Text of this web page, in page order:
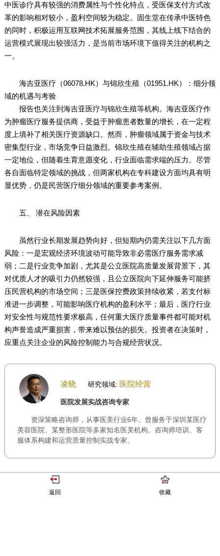
中医诊疗具有较强的消费属性与个性化特点，受医保支付方式改
革的影响相对较小，盈利空间较为稳定。固生堂在传承中医特色
的同时，积极运用互联网技术拓展服务范围，其线上线下结合的
运营模式展现出较强活力，是当前市场环境下值得关注的机构之
一。
海吉亚医疗（06078.HK）与锦欣生殖（01951.HK）：细分领
域的机遇与考验
报告也关注到海吉亚医疗与锦欣生殖等机构。海吉亚医疗作
为肿瘤医疗服务提供商，受益于肿瘤患者数量的增长，在一定程
度上填补了相关医疗资源缺口。然而，肿瘤领域属于资金与技术
密集型行业，市场竞争日益激烈。锦欣生殖在辅助生殖领域占据
一定地位，但随着生育意愿变化，行业面临需求端的压力。尽管
各自面临特定领域的挑战，但两家机构在专科建设方面均具有明
显优势，仍是民营医疗细分领域的重要参考案例。
五、 潜在风险因素
虽然行业长期发展趋势向好，但短期内仍需关注以下几方面
风险：一是宏观经济环境波动可能导致非必需医疗服务需求减
弱；二是行业竞争加剧，尤其是公立医院高质量发展背景下，其
对优质人才的吸引力仍然较强，且公立医院向下延伸服务可能挤
压民营机构的市场空间；三是医保控费政策持续收紧，若支付标
准进一步调整，可能影响医疗机构的盈利水平；最后，医疗行业
对安全性与规范性要求极高，任何重大医疗质量事件都可能对机
构声誉造成严重损害，带来难以预估的损失。投资者在决策时，
应重点关注企业的风险控制能力与合规经营状况。
凌晓 研究领域: 医院经营
医院发展实战咨询专家
资深策略咨询师，从事医美行业6年。曾服务于深圳某医疗
美容医院、某整形医院等多家知名医美机构。咨询师培训、客
服体系构建和运营质量控制实战专家。
返回 收藏